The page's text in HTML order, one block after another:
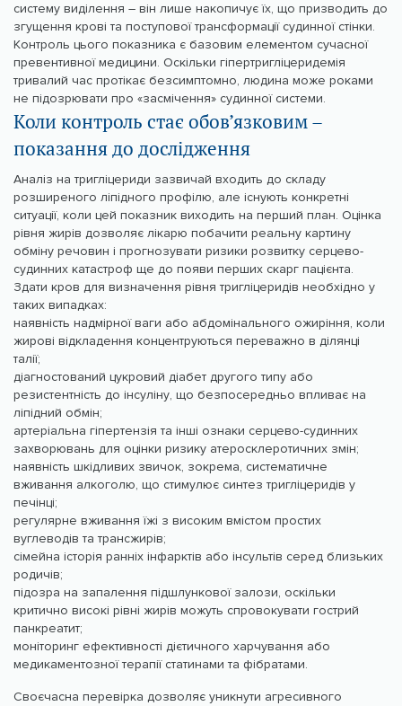
систему виділення – він лише накопичує їх, що призводить до
згущення крові та поступової трансформації судинної стінки.
Контроль цього показника є базовим елементом сучасної
превентивної медицини. Оскільки гіпертригліцеридемія
тривалий час протікає безсимптомно, людина може роками
не підозрювати про «засмічення» судинної системи.
Коли контроль стає обов’язковим –
показання до дослідження
Аналіз на тригліцериди зазвичай входить до складу
розширеного ліпідного профілю, але існують конкретні
ситуації, коли цей показник виходить на перший план. Оцінка
рівня жирів дозволяє лікарю побачити реальну картину
обміну речовин і прогнозувати ризики розвитку серцево-
судинних катастроф ще до появи перших скарг пацієнта.
Здати кров для визначення рівня тригліцеридів необхідно у
таких випадках:
наявність надмірної ваги або абдомінального ожиріння, коли
жирові відкладення концентруються переважно в ділянці
талії;
діагностований цукровий діабет другого типу або
резистентність до інсуліну, що безпосередньо впливає на
ліпідний обмін;
артеріальна гіпертензія та інші ознаки серцево-судинних
захворювань для оцінки ризику атеросклеротичних змін;
наявність шкідливих звичок, зокрема, систематичне
вживання алкоголю, що стимулює синтез тригліцеридів у
печінці;
регулярне вживання їжі з високим вмістом простих
вуглеводів та трансжирів;
сімейна історія ранніх інфарктів або інсультів серед близьких
родичів;
підозра на запалення підшлункової залози, оскільки
критично високі рівні жирів можуть спровокувати гострий
панкреатит;
моніторинг ефективності дієтичного харчування або
медикаментозної терапії статинами та фібратами.
Своєчасна перевірка дозволяє уникнути агресивного